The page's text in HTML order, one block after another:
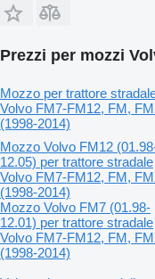
Prezzi per mozzi
Mozzo per trattore
Volvo FM7-FM12, FM,
(1998-2014)
Mozzo Volvo FM12
12.05) per trattore stradale
Volvo FM7-FM12, FM,
(1998-2014)
Mozzo Volvo FM7 (01.98-
12.01) per trattore stradale
Volvo FM7-FM12, FM,
(1998-2014)